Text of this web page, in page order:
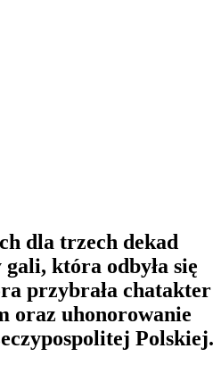
dla trzech dekad
która odbyła się
przybrała chatakter
oraz uhonorowanie
Polskiej.